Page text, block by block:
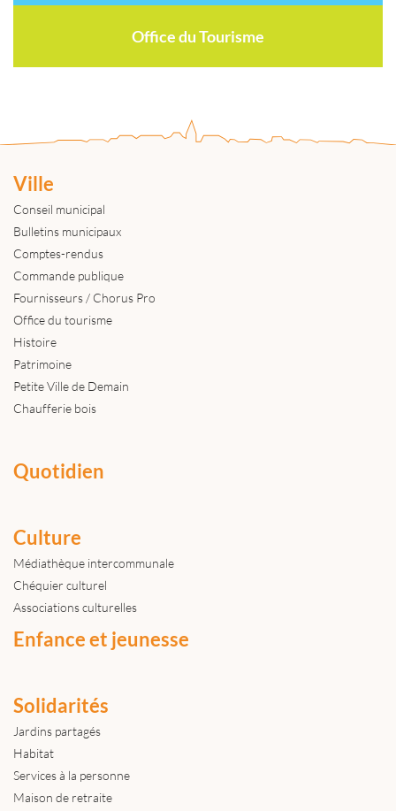
Office du Tourisme
Ville
Conseil municipal
Bulletins municipaux
Comptes-rendus
Commande publique
Fournisseurs / Chorus Pro
Office du tourisme
Histoire
Patrimoine
Petite Ville de Demain
Chaufferie bois
Quotidien
Culture
Médiathèque intercommunale
Chéquier culturel
Associations culturelles
Enfance et jeunesse
Solidarités
Jardins partagés
Habitat
Services à la personne
Maison de retraite